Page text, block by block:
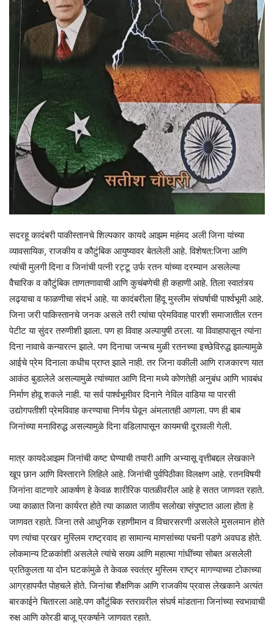
सदरहू कादंबरी पाकीस्तानचे शिल्पकार कायदे आझम महंमद अली जिना यांच्या
व्यावसायिक, राजकीय व कौटुंबिक आयुष्यावर बेतलेली आहे. विशेषत:जिना आणि
त्यांची मुलगी दिना व जिनांची पत्नी रट्टू उर्फ रतन यांच्या दरम्यान असलेल्या
वैचारिक व कौटुंबिक ताणतणावाची आणि कुचंबणेची ही कहाणी आहे. तिला स्वातंत्र्य
लढ्याचा व फाळणीचा संदर्भ आहे. या कादंबरीला हिंदू मुस्लीम संघर्षाची पार्श्वभूमी आहे.
जिना जरी पाकिस्तानचे जनक असले तरी त्यांचा प्रेमविवाह पारशी समाजातील रतन
पेटीट या सुंदर तरुणीशी झाला. पण हा विवाह अल्पायुषी ठरला. या विवाहापासून त्यांना
दिना नावाचे कन्यारत्न झाले. पण दिनाचा जन्मच मुळी रतनच्या इच्छेविरुद्ध झाल्यामुळे
आईचे प्रेम दिनाला कधीच प्राप्त झाले नाही. तर जिना वकीली आणि राजकारण यात
आकंठ बुडालेले असल्यामुळे त्यांच्यात आणि दिना मध्ये कोणतेही अनुबंध आणि भावबंध
निर्माण होवू शकले नाही. या सर्व पार्श्वभूमीवर दिनाने नेविल वाडिया या पारसी
उद्योगपतीशी प्रेमविवाह करण्याचा निर्णय घेवून अंमलातही आणला. पण ही बाब
जिनांच्या मनाविरुद्ध असल्यामुळे दिना वडिलापासून कायमची दूरावली गेली.
मात्र कायदेआझम जिनांची कष्ट घेण्याची तयारी आणि अभ्यासू वृत्तीबद्दल लेखकाने
खूप छान आणि विस्ताराने लिहिले आहे. जिनांची पुर्वपिठीका विलक्षण आहे. रतनविषयी
जिनांना वाटणारे आकर्षण हे केवळ शारीरिक पातळीवरील आहे हे सतत जाणवत रहाते.
ज्या काळात जिना कार्यरत होते त्या काळात जातीय सलोखा संपुष्टात आला होता हे
जाणवत रहाते. जिना तसे आधुनिक रहाणीमान व विचारसरणी असलेले मुसलमान होते
पण त्यांचा प्रखर मुस्लिम राष्ट्रवाद हा सामान्य माणसांच्या पचनी पडणे अवघड होते.
लोकमान्य टिळकांशी असलेले त्यांचे सख्य आणि महात्मा गांधींच्या सोबत असलेली
प्रतिकुलता या दोन घटकांमुळे ते केवळ स्वतंत्र मुस्लिम राष्ट्र मागण्याच्या टोकाच्या
आग्रहापर्यंत पोहचले होते. जिनांचा शैक्षणिक आणि राजकीय प्रवास लेखकाने अत्यंत
बारकाईने चितारला आहे.पण कौटुंबिक स्तरावरील संघर्ष मांडताना जिनांच्या स्वभावाची
रुक्ष आणि कोरडी बाजू प्रकर्षाने जाणवत रहाते.